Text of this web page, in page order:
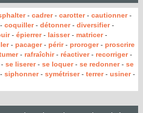
- cadrer- carotter- cautionner-
coquiller- détonner- diversifier-
- épierrer- laisser- matricer-
- pacager- périr- proroger- proscrire
- rafraîchir- réactiver- recorriger-
se liserer- se loquer- se redonner- se
- siphonner- symétriser- terrer- usiner-